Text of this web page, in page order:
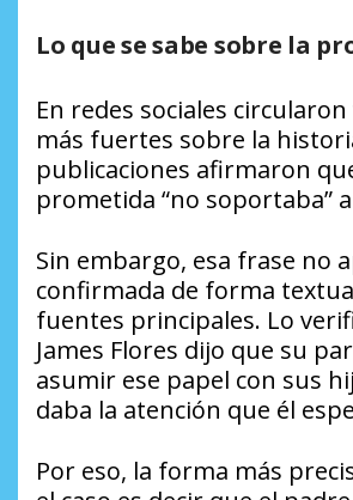
Lo que se sabe sobre la
En redes sociales
más fuertes sobre la
publicaciones afirmaron
prometida “no soportaba”
Sin embargo, esa frase no
confirmada de forma
fuentes principales. Lo
James Flores dijo que su
asumir ese papel con sus
daba la atención que él
Por eso, la forma más